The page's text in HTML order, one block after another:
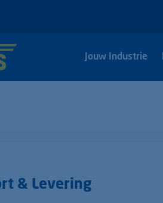
Jouw Industrie
& Levering